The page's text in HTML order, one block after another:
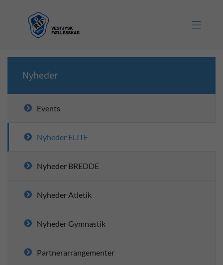

Nyheder
Events
Nyheder ELITE
Nyheder BREDDE
Nyheder Atletik
Nyheder Gymnastik
Partnerarrangementer